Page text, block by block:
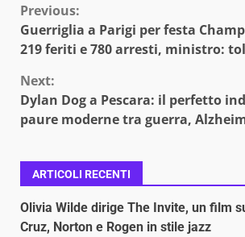
Continue
Reading
Previous:
Guerriglia a Parigi per festa
219 feriti e 780 arresti, ministro:
Next:
Dylan Dog a Pescara: il perfetto
paure moderne tra guerra,
ARTICOLI RECENTI
Olivia Wilde dirige The Invite, un film
Cruz, Norton e Rogen in stile jazz